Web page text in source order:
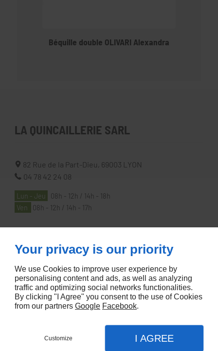
Béquille double OLIVARI Alexandra
LA QUINCAILLERIE SARL
82 Rue de la Part-Dieu, 69003
LYON
04 78 42 24 08
Lun - Jeu
08h - 12h / 14h - 18h
Ven
08h - 12h / 14h - 17h
À PROPOS
Accueil
Contactez-nous
Mentions légales
Plan du site
Your privacy is our priority
We use Cookies to improve user experience by
personalising content and ads, as well as analyzing
traffic and optimizing social networks functionalities.
By clicking "I Agree" you consent to the use of Cookies
from our partners Google Facebook.
Customize I AGREE